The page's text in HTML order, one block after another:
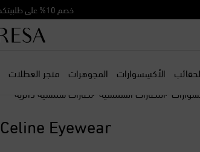
خصم 10% على طلبيتكم الأولى التي تفوق قيمتها 500€
الأكسِسوارات المجوهرات متجر العطلات
النظارات الشمسية نظارات شمسية دائرية
Celine Eyewear نظارات شمسية دائرية